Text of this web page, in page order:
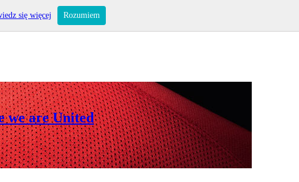
we are United
się więcej Rozumiem